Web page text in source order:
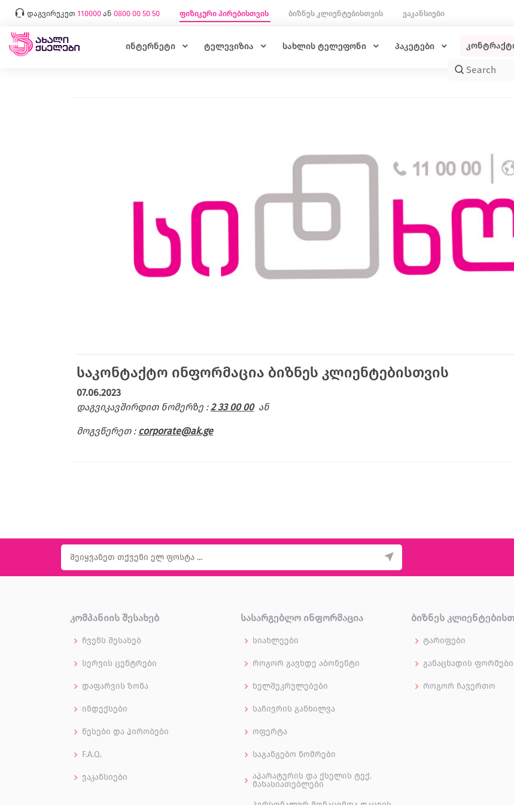
დაგვირეკეთ 110000 ან 0800 00 50 50 ფიზიკური პირებისთვის ბიზნეს კლიენტებისთვის ვაკანსიები
ინტერნეტი ტელევიზია სახლის ტელეფონი პაკეტები
საკონტაქტო ინფორმაცია ბიზნეს კლიენტებისთვის
07.06.2023
დაგვიკავშირდით ნომერზე : 2 33 00 00 ან
მოგვწერეთ : corporate@ak.ge
ᲙᲝᲛᲞᲐᲜᲘᲘᲡ ᲨᲔᲡᲐᲮᲔᲑ
ჩვენს შესახებ
სერვის ცენტრები
დაფარვის ზონა
ინდექსები
წესები და პირობები
F.A.Q.
ვაკანსიები
ᲡᲐᲡᲐᲠᲒᲔᲑᲚᲝ ᲘᲜᲤᲝᲠᲛᲐᲪᲘᲐ
სიახლეები
როგორ გავხდე აბონენტი
ხელშეკრულებები
საჩივრის განხილვა
ოფერტა
საგანგებო ნომრები
აპარატურის და ქსელის ტექ.
მახასიათებლები
ᲑᲘᲖᲜᲔᲡ
ტარიფები
განაცხადის ფორმები
როგორ ჩავერთო